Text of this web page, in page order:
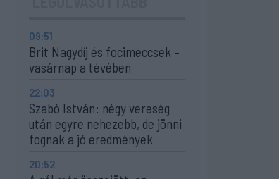
09:51
Brit Nagydíj és focimeccsek –
vasárnap a tévében
22:03
Szabó István: négy vereség
után egyre nehezebb, de jönni
fognak a jó eredmények
20:52